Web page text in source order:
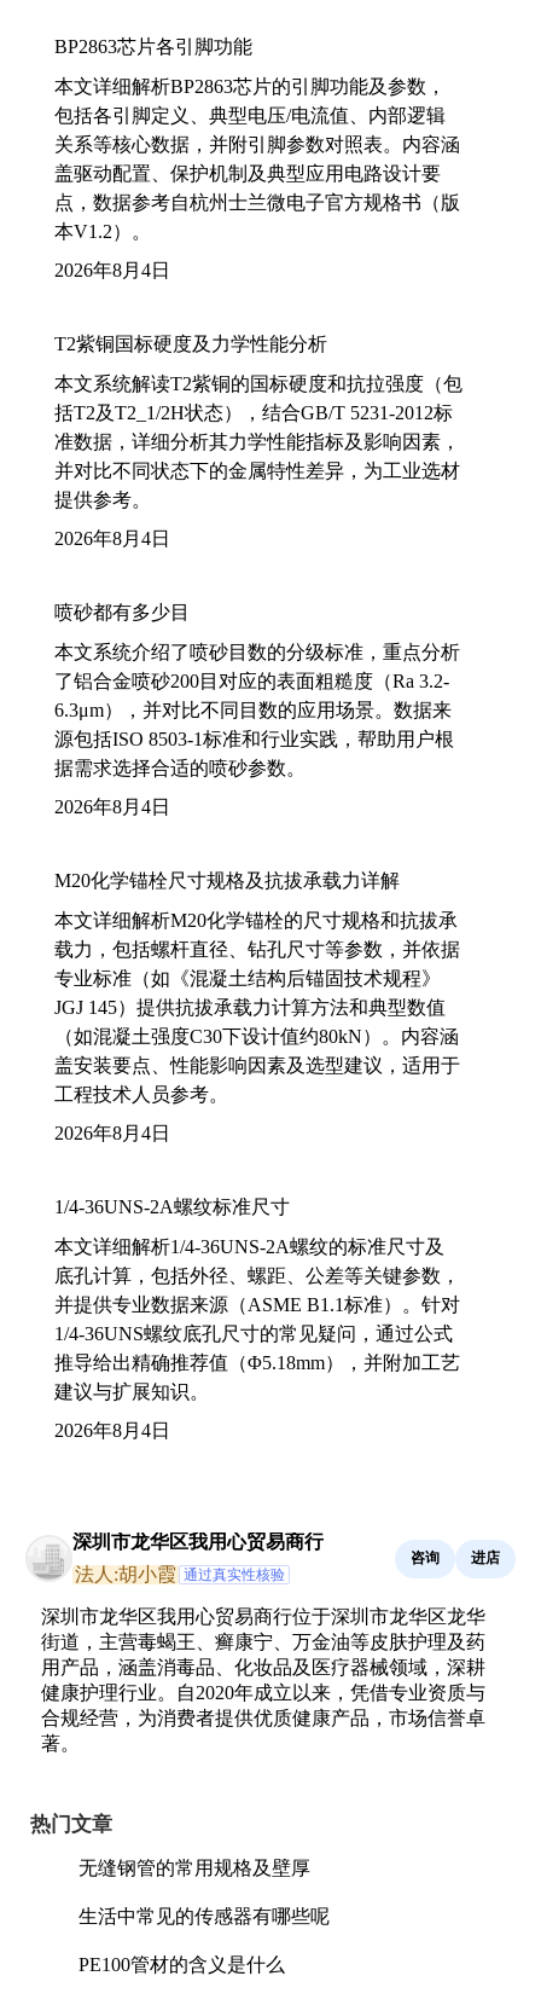
BP2863芯片各引脚功能
本文详细解析BP2863芯片的引脚功能及参数，
包括各引脚定义、典型电压/电流值、内部逻辑
关系等核心数据，并附引脚参数对照表。内容涵
盖驱动配置、保护机制及典型应用电路设计要
点，数据参考自杭州士兰微电子官方规格书（版
本V1.2）。
2026年8月4日
T2紫铜国标硬度及力学性能分析
本文系统解读T2紫铜的国标硬度和抗拉强度（包
括T2及T2_1/2H状态），结合GB/T 5231-2012标
准数据，详细分析其力学性能指标及影响因素，
并对比不同状态下的金属特性差异，为工业选材
提供参考。
2026年8月4日
喷砂都有多少目
本文系统介绍了喷砂目数的分级标准，重点分析
了铝合金喷砂200目对应的表面粗糙度（Ra 3.2-
6.3μm），并对比不同目数的应用场景。数据来
源包括ISO 8503-1标准和行业实践，帮助用户根
据需求选择合适的喷砂参数。
2026年8月4日
M20化学锚栓尺寸规格及抗拔承载力详解
本文详细解析M20化学锚栓的尺寸规格和抗拔承
载力，包括螺杆直径、钻孔尺寸等参数，并依据
专业标准（如《混凝土结构后锚固技术规程》
JGJ 145）提供抗拔承载力计算方法和典型数值
（如混凝土强度C30下设计值约80kN）。内容涵
盖安装要点、性能影响因素及选型建议，适用于
工程技术人员参考。
2026年8月4日
1/4-36UNS-2A螺纹标准尺寸
本文详细解析1/4-36UNS-2A螺纹的标准尺寸及
底孔计算，包括外径、螺距、公差等关键参数，
并提供专业数据来源（ASME B1.1标准）。针对
1/4-36UNS螺纹底孔尺寸的常见疑问，通过公式
推导给出精确推荐值（Φ5.18mm），并附加工艺
建议与扩展知识。
2026年8月4日
深圳市龙华区我用心贸易商行
法人:胡小霞 通过真实性核验
咨询 进店
深圳市龙华区我用心贸易商行位于深圳市龙华区龙华
街道，主营毒蝎王、癣康宁、万金油等皮肤护理及药
用产品，涵盖消毒品、化妆品及医疗器械领域，深耕
健康护理行业。自2020年成立以来，凭借专业资质与
合规经营，为消费者提供优质健康产品，市场信誉卓
著。
热门文章
无缝钢管的常用规格及壁厚
生活中常见的传感器有哪些呢
PE100管材的含义是什么